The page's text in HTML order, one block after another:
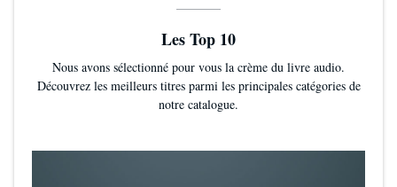
Les Top 10
Nous avons sélectionné pour vous la crème du livre audio.
Découvrez les meilleurs titres parmi les principales catégories de
notre catalogue.